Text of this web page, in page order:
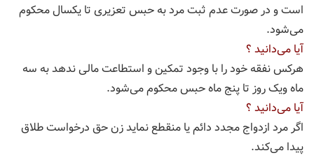
است و در صورت عدم ثبت مرد به حبس تعزیری تا یکسال محکوم
می‌شود.
آیا می‌دانید ؟
هرکس نفقه خود را با وجود تمکین و استطاعت مالی ندهد به سه
ماه ویک روز تا پنج ماه حبس محکوم می‌شود.
آیا می‌دانید ؟
اگر مرد ازدواج مجدد دائم یا منقطع نماید زن حق درخواست طلاق
پیدا می‌کند.